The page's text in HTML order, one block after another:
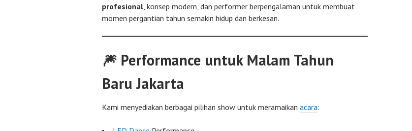
profesional, konsep modern, dan performer berpengalaman untuk membuat
momen pergantian tahun semakin hidup dan berkesan.
🎆 Performance untuk Malam Tahun
Baru Jakarta
Kami menyediakan berbagai pilihan show untuk meramaikan acara: